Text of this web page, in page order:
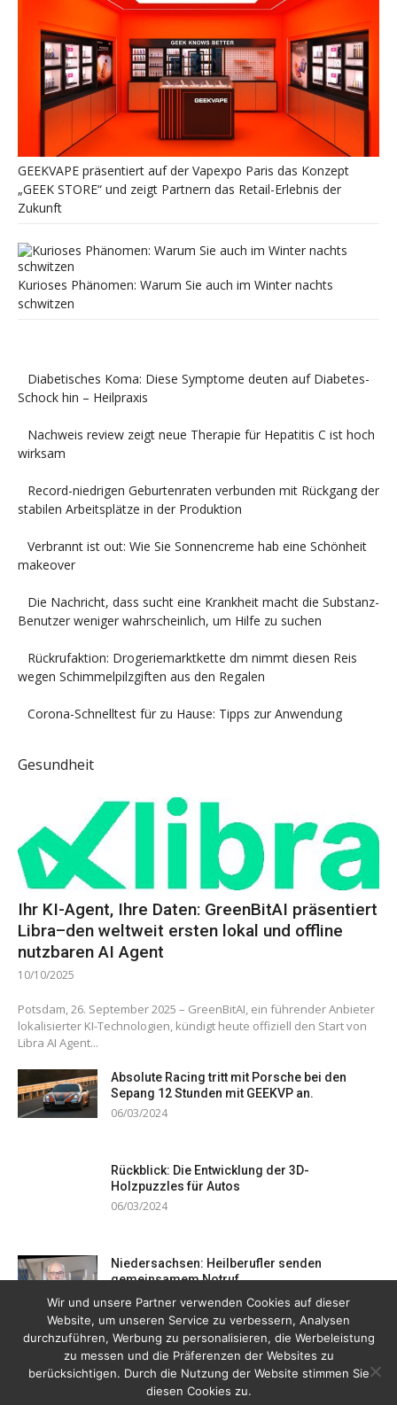
GEEKVAPE präsentiert auf der Vapexpo Paris das Konzept
„GEEK STORE“ und zeigt Partnern das Retail-Erlebnis der
Zukunft
Kurioses Phänomen: Warum Sie auch im Winter nachts
schwitzen
Diabetisches Koma: Diese Symptome deuten auf Diabetes-
Schock hin – Heilpraxis
Nachweis review zeigt neue Therapie für Hepatitis C ist hoch
wirksam
Record-niedrigen Geburtenraten verbunden mit Rückgang der
stabilen Arbeitsplätze in der Produktion
Verbrannt ist out: Wie Sie Sonnencreme hab eine Schönheit
makeover
Die Nachricht, dass sucht eine Krankheit macht die Substanz-
Benutzer weniger wahrscheinlich, um Hilfe zu suchen
Rückrufaktion: Drogeriemarktkette dm nimmt diesen Reis
wegen Schimmelpilzgiften aus den Regalen
Corona-Schnelltest für zu Hause: Tipps zur Anwendung
Gesundheit
Ihr KI-Agent, Ihre Daten: GreenBitAI präsentiert
Libra–den weltweit ersten lokal und offline
nutzbaren AI Agent
10/10/2025
Potsdam, 26. September 2025 – GreenBitAI, ein führender Anbieter
lokalisierter KI-Technologien, kündigt heute offiziell den Start von
Libra AI Agent...
Absolute Racing tritt mit Porsche bei den
Sepang 12 Stunden mit GEEKVP an.
06/03/2024
Rückblick: Die Entwicklung der 3D-
Holzpuzzles für Autos
06/03/2024
Niedersachsen: Heilberufler senden
gemeinsamem Notruf
19/12/2023
Wir und unsere Partner verwenden Cookies auf dieser
Website, um unseren Service zu verbessern, Analysen
durchzuführen, Werbung zu personalisieren, die Werbeleistung
zu messen und die Präferenzen der Websites zu
berücksichtigen. Durch die Nutzung der Website stimmen Sie
diesen Cookies zu.